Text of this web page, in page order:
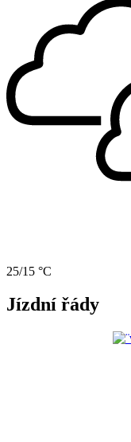
25/15 °C
Jízdní řády